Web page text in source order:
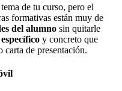
de tu curso, pero el
formativas están muy de
del alumno sin quitarle
y concreto que
carta de presentación.